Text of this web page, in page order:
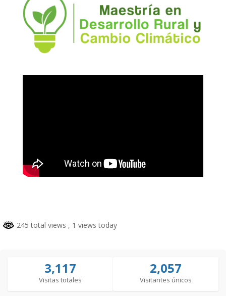
245 total views , 1 views today
3,117
Visitas totales
2,057
Visitantes únicos